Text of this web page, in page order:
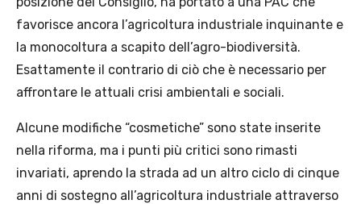
favorisce ancora l’agricoltura industriale inquinante e
la monocoltura a scapito dell’agro-biodiversità.
Esattamente il contrario di ciò che è necessario per
affrontare le attuali crisi ambientali e sociali.
Alcune modifiche “cosmetiche” sono state inserite
nella riforma, ma i punti più critici sono rimasti
invariati, aprendo la strada ad un altro ciclo di cinque
anni di sostegno all’agricoltura industriale attraverso